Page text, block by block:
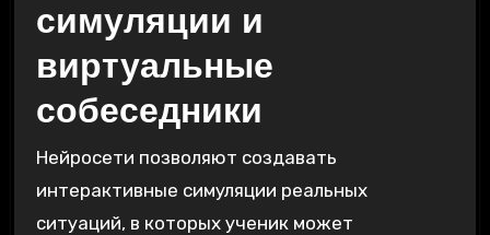
симуляции и
виртуальные
собеседники
Нейросети позволяют создавать
интерактивные симуляции реальных
ситуаций, в которых ученик может